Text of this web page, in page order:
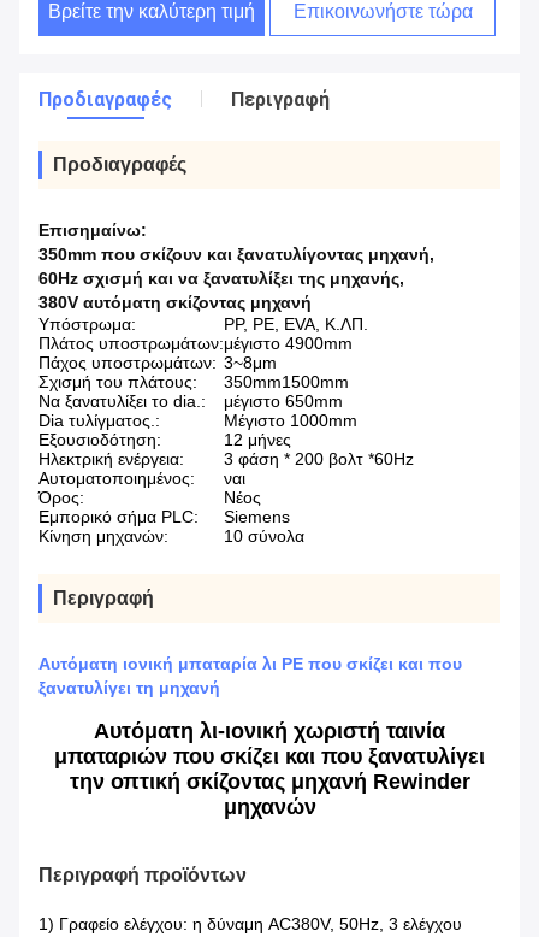
Βρείτε την καλύτερη τιμή Επικοινωνήστε τώρα
Προδιαγραφές Περιγραφή
Προδιαγραφές
Επισημαίνω:
350mm που σκίζουν και ξανατυλίγοντας μηχανή,
60Hz σχισμή και να ξανατυλίξει της μηχανής,
380V αυτόματη σκίζοντας μηχανή
Υπόστρωμα:
PP, PE, EVA, Κ.ΛΠ.
Πλάτος υποστρωμάτων:μέγιστο 4900mm
Πάχος υποστρωμάτων: 3~8μm
Σχισμή του πλάτους:
350mm1500mm
Να ξανατυλίξει το dia.:
μέγιστο 650mm
Dia τυλίγματος.:
Μέγιστο 1000mm
Εξουσιοδότηση:
12 μήνες
Ηλεκτρική ενέργεια:
3 φάση * 200 βολτ *60Hz
Αυτοματοποιημένος:
ναι
Όρος:
Νέος
Εμπορικό σήμα PLC:
Siemens
Κίνηση μηχανών:
10 σύνολα
Περιγραφή
Αυτόματη ιονική μπαταρία λι PE που σκίζει και που
ξανατυλίγει τη μηχανή
Αυτόματη λι-ιονική χωριστή ταινία
μπαταριών που σκίζει και που ξανατυλίγει
την οπτική σκίζοντας μηχανή Rewinder
μηχανών
Περιγραφή προϊόντων
1) Γραφείο ελέγχου: η δύναμη AC380V, 50Hz, 3 ελέγχου